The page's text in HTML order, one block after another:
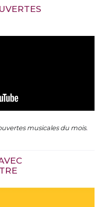
musicales du mois.